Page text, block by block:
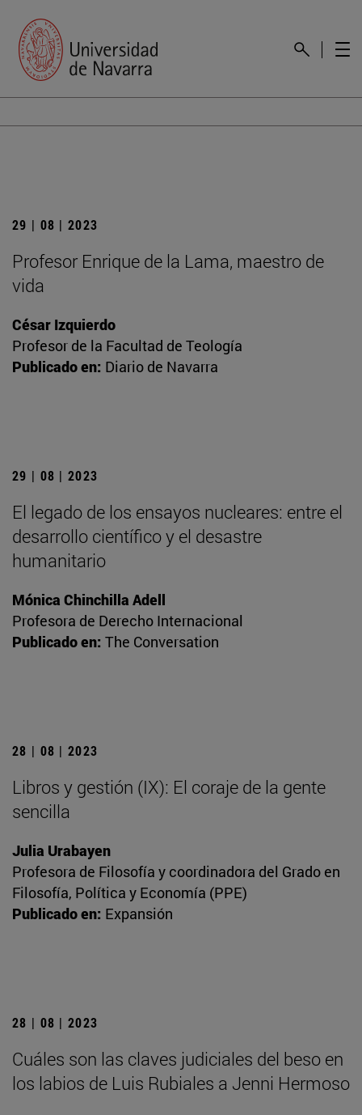
29 | 08 | 2023
Profesor Enrique de la Lama, maestro de
vida
César Izquierdo
Profesor de la Facultad de Teología
Publicado en: Diario de Navarra
29 | 08 | 2023
El legado de los ensayos nucleares: entre el
desarrollo científico y el desastre
humanitario
Mónica Chinchilla Adell
Profesora de Derecho Internacional
Publicado en: The Conversation
28 | 08 | 2023
Libros y gestión (IX): El coraje de la gente
sencilla
Julia Urabayen
Profesora de Filosofía y coordinadora del Grado en
Filosofía, Política y Economía (PPE)
Publicado en: Expansión
28 | 08 | 2023
Cuáles son las claves judiciales del beso en
los labios de Luis Rubiales a Jenni Hermoso